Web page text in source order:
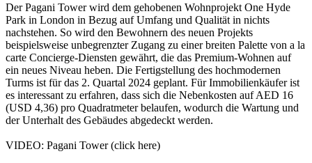
Der Pagani Tower wird dem gehobenen Wohnprojekt One Hyde
Park in London in Bezug auf Umfang und Qualität in nichts
nachstehen. So wird den Bewohnern des neuen Projekts
beispielsweise unbegrenzter Zugang zu einer breiten Palette von a la
carte Concierge-Diensten gewährt, die das Premium-Wohnen auf
ein neues Niveau heben. Die Fertigstellung des hochmodernen
Turms ist für das 2. Quartal 2024 geplant. Für Immobilienkäufer ist
es interessant zu erfahren, dass sich die Nebenkosten auf AED 16
(USD 4,36) pro Quadratmeter belaufen, wodurch die Wartung und
der Unterhalt des Gebäudes abgedeckt werden.
VIDEO: Pagani Tower (click here)